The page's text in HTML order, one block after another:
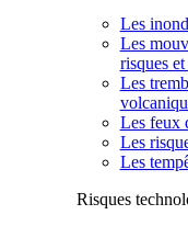
Les
Les
risques
Les
Les feux
Les
Les
Risques